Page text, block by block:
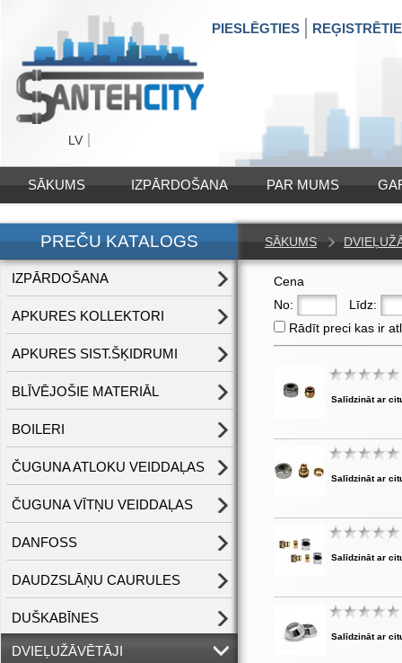
LV
PIESLĒGTIES
SĀKUMS IZPĀRDOŠANA PAR MUMS
PREČU KATALOGS
IZPĀRDOŠANA
APKURES KOLLEKTORI
APKURES SIST.ŠĶIDRUMI
BLĪVĒJOŠIE MATERIĀL
BOILERI
ČUGUNA ATLOKU VEIDDAĻAS
ČUGUNA VĪTŅU VEIDDAĻAS
DANFOSS
DAUDZSLĀŅU CAURULES
DUŠKABĪNES
DVIEĻUŽĀVĒTĀJI
SĀKUMS
Cena
No:
Līdz:
Rādīt preci kas ir
Salīdzināt ar
Salīdzināt ar
Salīdzināt ar
Salīdzināt ar